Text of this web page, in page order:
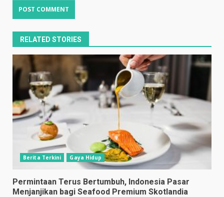
RELATED STORIES
Berita Terkini Gaya Hidup
Permintaan Terus Bertumbuh, Indonesia Pasar
Menjanjikan bagi Seafood Premium Skotlandia